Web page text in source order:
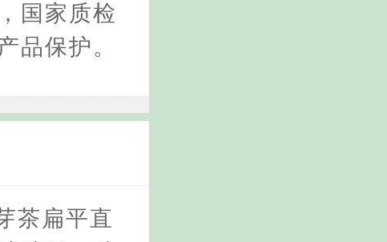
国家质检
品保护。
茶扁平直